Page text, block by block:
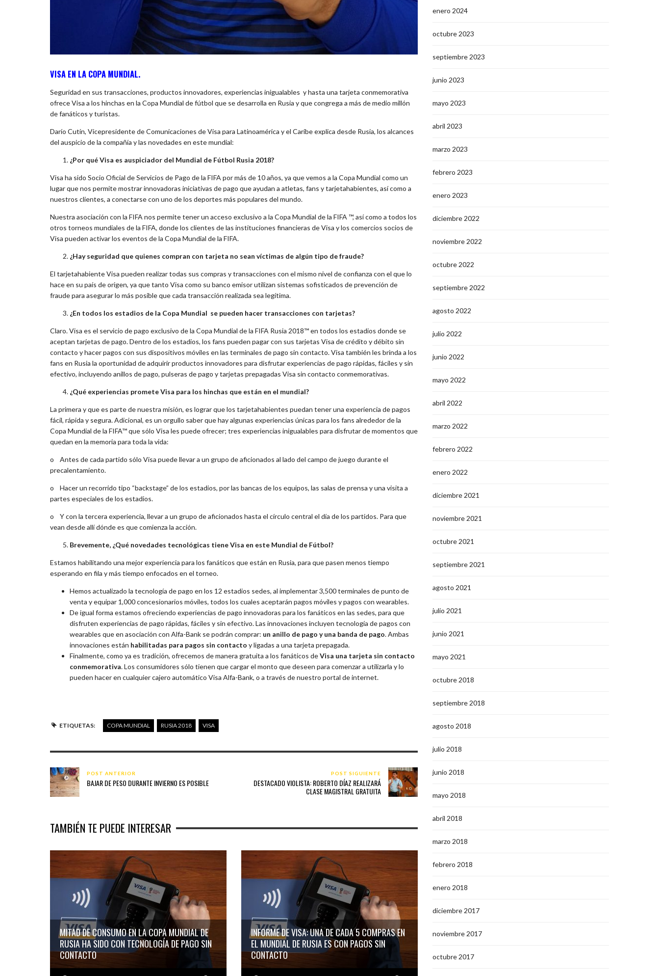
VISA EN LA COPA MUNDIAL.
Seguridad en sus transacciones, productos innovadores, experiencias inigualables y hasta una tarjeta conmemorativa
ofrece Visa a los hinchas en la Copa Mundial de fútbol que se desarrolla en Rusia y que congrega a más de medio millón
de fanáticos y turistas.
Darío Cutín, Vicepresidente de Comunicaciones de Visa para Latinoamérica y el Caribe explica desde Rusia, los alcances
del auspicio de la compañía y las novedades en este mundial:
¿Por qué Visa es auspiciador del Mundial de Fútbol Rusia 2018?
Visa ha sido Socio Oficial de Servicios de Pago de la FIFA por más de 10 años, ya que vemos a la Copa Mundial como un
lugar que nos permite mostrar innovadoras iniciativas de pago que ayudan a atletas, fans y tarjetahabientes, así como a
nuestros clientes, a conectarse con uno de los deportes más populares del mundo.
Nuestra asociación con la FIFA nos permite tener un acceso exclusivo a la Copa Mundial de la FIFA ™, así como a todos los
otros torneos mundiales de la FIFA, donde los clientes de las instituciones financieras de Visa y los comercios socios de
Visa pueden activar los eventos de la Copa Mundial de la FIFA.
¿Hay seguridad que quienes compran con tarjeta no sean víctimas de algún tipo de fraude?
El tarjetahabiente Visa pueden realizar todas sus compras y transacciones con el mismo nivel de confianza con el que lo
hace en su país de origen, ya que tanto Visa como su banco emisor utilizan sistemas sofisticados de prevención de
fraude para asegurar lo más posible que cada transacción realizada sea legítima.
¿En todos los estadios de la Copa Mundial se pueden hacer transacciones con tarjetas?
Claro. Visa es el servicio de pago exclusivo de la Copa Mundial de la FIFA Rusia 2018™ en todos los estadios donde se
aceptan tarjetas de pago. Dentro de los estadios, los fans pueden pagar con sus tarjetas Visa de crédito y débito sin
contacto y hacer pagos con sus dispositivos móviles en las terminales de pago sin contacto. Visa también les brinda a los
fans en Rusia la oportunidad de adquirir productos innovadores para disfrutar experiencias de pago rápidas, fáciles y sin
efectivo, incluyendo anillos de pago, pulseras de pago y tarjetas prepagadas Visa sin contacto conmemorativas.
¿Qué experiencias promete Visa para los hinchas que están en el mundial?
La primera y que es parte de nuestra misión, es lograr que los tarjetahabientes puedan tener una experiencia de pagos
fácil, rápida y segura. Adicional, es un orgullo saber que hay algunas experiencias únicas para los fans alrededor de la
Copa Mundial de la FIFA™ que sólo Visa les puede ofrecer; tres experiencias inigualables para disfrutar de momentos que
quedan en la memoria para toda la vida:
o
Antes de cada partido sólo Visa puede llevar a un grupo de aficionados al lado del campo de juego durante el
precalentamiento.
o
Hacer un recorrido tipo “backstage” de los estadios, por las bancas de los equipos, las salas de prensa y una visita a
partes especiales de los estadios.
o
Y con la tercera experiencia, llevar a un grupo de aficionados hasta el círculo central el día de los partidos. Para que
vean desde allí dónde es que comienza la acción.
Brevemente, ¿Qué novedades tecnológicas tiene Visa en este Mundial de Fútbol?
Estamos habilitando una mejor experiencia para los fanáticos que están en Rusia, para que pasen menos tiempo
esperando en fila y más tiempo enfocados en el torneo.
Hemos actualizado la tecnología de pago en los 12 estadios sedes, al implementar 3,500 terminales de punto de
venta y equipar 1,000 concesionarios móviles, todos los cuales aceptarán pagos móviles y pagos con wearables.
De igual forma estamos ofreciendo experiencias de pago innovadoras para los fanáticos en las sedes, para que
disfruten experiencias de pago rápidas, fáciles y sin efectivo. Las innovaciones incluyen tecnología de pagos con
wearables que en asociación con Alfa-Bank se podrán comprar: un anillo de pago y una banda de pago. Ambas
innovaciones están habilitadas para pagos sin contacto y ligadas a una tarjeta prepagada.
Finalmente, como ya es tradición, ofrecemos de manera gratuita a los fanáticos deVisa una tarjeta sin contacto
conmemorativa. Los consumidores sólo tienen que cargar el monto que deseen para comenzar a utilizarla y lo
pueden hacer en cualquier cajero automático Visa Alfa-Bank, o a través de nuestro portal de internet.
ETIQUETAS: COPA MUNDIAL RUSIA 2018 VISA
POST ANTERIOR
BAJAR DE PESO DURANTE INVIERNO ES POSIBLE
POST SIGUIENTE
DESTACADO VIOLISTA: ROBERTO DÍAZ REALIZARÁ
CLASE MAGISTRAL GRATUITA
TAMBIÉN TE PUEDE INTERESAR
MITAD DE CONSUMO EN LA COPA MUNDIAL DE
RUSIA HA SIDO CON TECNOLOGÍA DE PAGO SIN
CONTACTO
INFORME DE VISA: UNA DE CADA 5 COMPRAS EN
EL MUNDIAL DE RUSIA ES CON PAGOS SIN
CONTACTO
enero 2024
octubre 2023
septiembre 2023
junio 2023
mayo 2023
abril 2023
marzo 2023
febrero 2023
enero 2023
diciembre 2022
noviembre 2022
octubre 2022
septiembre 2022
agosto 2022
julio 2022
junio 2022
mayo 2022
abril 2022
marzo 2022
febrero 2022
enero 2022
diciembre 2021
noviembre 2021
octubre 2021
septiembre 2021
agosto 2021
julio 2021
junio 2021
mayo 2021
octubre 2018
septiembre 2018
agosto 2018
julio 2018
junio 2018
mayo 2018
abril 2018
marzo 2018
febrero 2018
enero 2018
diciembre 2017
noviembre 2017
octubre 2017